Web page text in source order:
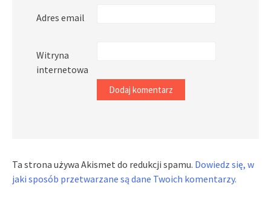
Adres email
Witryna
internetowa
Ta strona używa Akismet do redukcji spamu. Dowiedz się, w
jaki sposób przetwarzane są dane Twoich komentarzy.